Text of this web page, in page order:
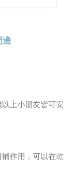
邊
上小朋友皆可安
作用，可以在乾